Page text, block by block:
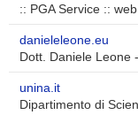
:: PGA Service ::
danieleleone.eu
Dott. Daniele Leone
unina.it
Dipartimento di